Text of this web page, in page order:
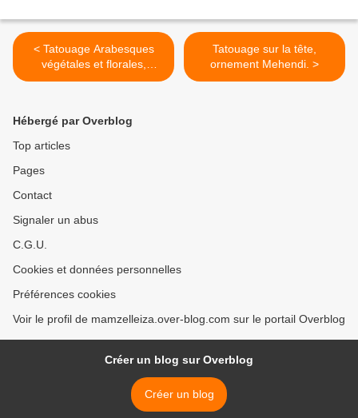
< Tatouage Arabesques
végétales et florales,
hanche, aine et côtes.
Tatouage sur la tête,
ornement Mehendi. >
Hébergé par Overblog
Top articles
Pages
Contact
Signaler un abus
C.G.U.
Cookies et données personnelles
Préférences cookies
Voir le profil de mamzelleiza.over-blog.com sur le portail Overblog
Créer un blog sur Overblog
Créer un blog